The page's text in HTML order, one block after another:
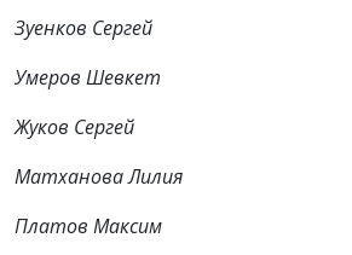
Зуенков Сергей
Умеров Шевкет
Жуков Сергей
Матханова Лилия
Платов Максим